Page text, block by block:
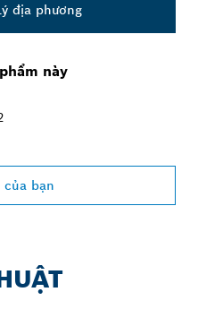
địa phương
này
của bạn